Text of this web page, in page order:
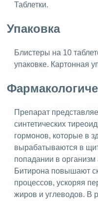
Таблетки.
Упаковка
Блистеры на 10
упаковке. Картонная
Препарат
синтетических
гормонов, которые в
вырабатываются в
попадании в
Битирона повышают
процессов, ускоряя
жиров и углеводов. В